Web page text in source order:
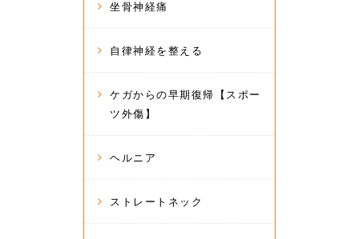
坐骨神経痛
自律神経を整える
ケガからの早期復帰【スポー
ツ外傷】
ヘルニア
ストレートネック